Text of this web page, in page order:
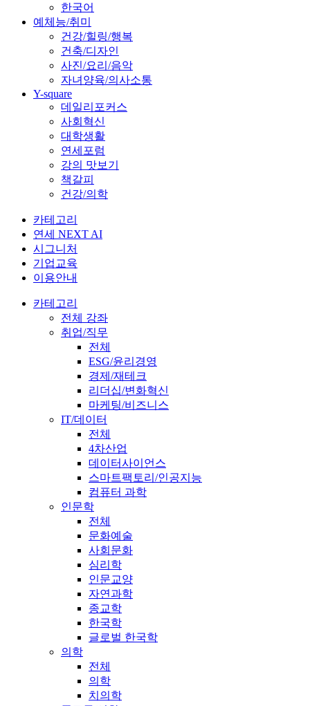
한국어
예체능/취미
건강/힐링/행복
건축/디자인
사진/요리/음악
자녀양육/의사소통
Y-square
데일리포커스
사회혁신
대학생활
연세포럼
강의 맛보기
책갈피
건강/의학
카테고리
연세 NEXT AI
시그니처
기업교육
이용안내
카테고리
전체 강좌
취업/직무
전체
ESG/윤리경영
경제/재테크
리더십/변화혁신
마케팅/비즈니스
IT/데이터
전체
4차산업
데이터사이언스
스마트팩토리/인공지능
컴퓨터 과학
인문학
전체
문화예술
사회문화
심리학
인문교양
자연과학
종교학
한국학
글로벌 한국학
의학
전체
의학
치의학